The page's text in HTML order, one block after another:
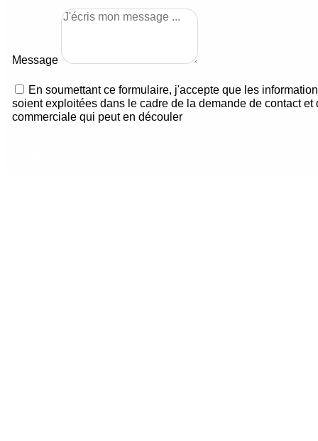
Message
En soumettant ce formulaire, j'accepte que les
soient exploitées dans le cadre de la demande de contact et
commerciale qui peut en découler